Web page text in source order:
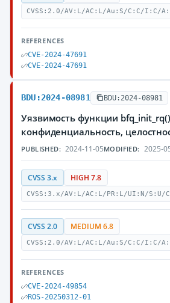
CVSS:2.0/AV:L/AC:L/Au:S/C:C/I:C/
REFERENCES
CVE-2024-47691
CVE-2024-47691
BDU:2024-08981 BDU:2024-08981
Уязвимость функции
конфиденциальность,
PUBLISHED: 2024-11-05MODIFIED: 2025-
CVSS 3.x HIGH 7.8
CVSS:3.x/AV:L/AC:L/PR:L/UI:N/S:U/
CVSS 2.0 MEDIUM 6.8
CVSS:2.0/AV:L/AC:L/Au:S/C:C/I:C/
REFERENCES
CVE-2024-49854
ROS-20250312-01